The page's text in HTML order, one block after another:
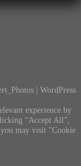
| WordPress
experience by
“Accept All”,
may visit "Cookie